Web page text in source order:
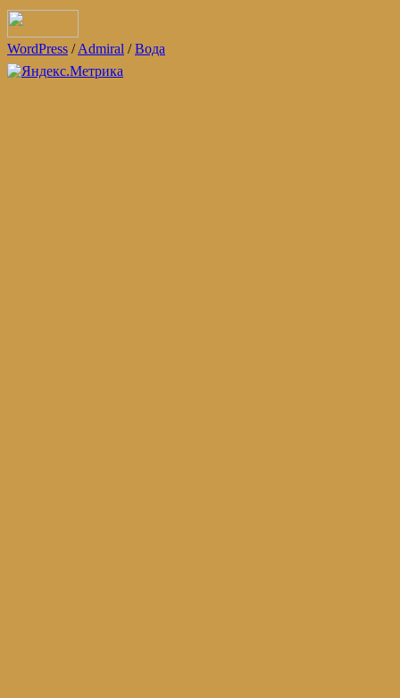
WordPress /Admiral /Вода